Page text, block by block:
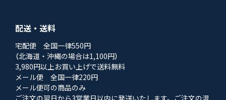
配送・送料
宅配便 全国一律550円
（北海道・沖縄の場合は1,100円）
3,980円以上お買い上げで送料無料
メール便 全国一律220円
メール便可の商品のみ